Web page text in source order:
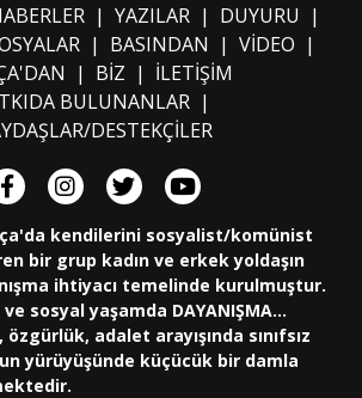
| YAZILAR| DUYURU |
| BASINDAN | VİDEO |
| BİZ | İLETİŞİM
BULUNANLAR |
DESTEKÇİLER
kendilerini sosyalist/komünist
bir grup kadın ve erkek yoldaşın
ihtiyacı temelinde kurulmuştur.
sosyal yaşamda DAYANIŞMA...
özgürlük, adalet arayışında sınıfsız
yürüyüşünde küçücük bir damla